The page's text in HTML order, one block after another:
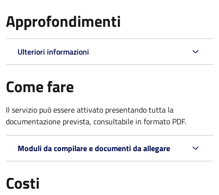
Approfondimenti
Ulteriori informazioni
Come fare
Il servizio può essere attivato presentando tutta la
documentazione prevista, consultabile in formato PDF.
Moduli da compilare e documenti da allegare
Costi